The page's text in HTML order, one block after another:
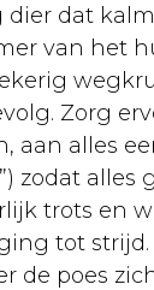
dier dat
van het
Zorg
aan alles
zodat
trots en
tot
de poes